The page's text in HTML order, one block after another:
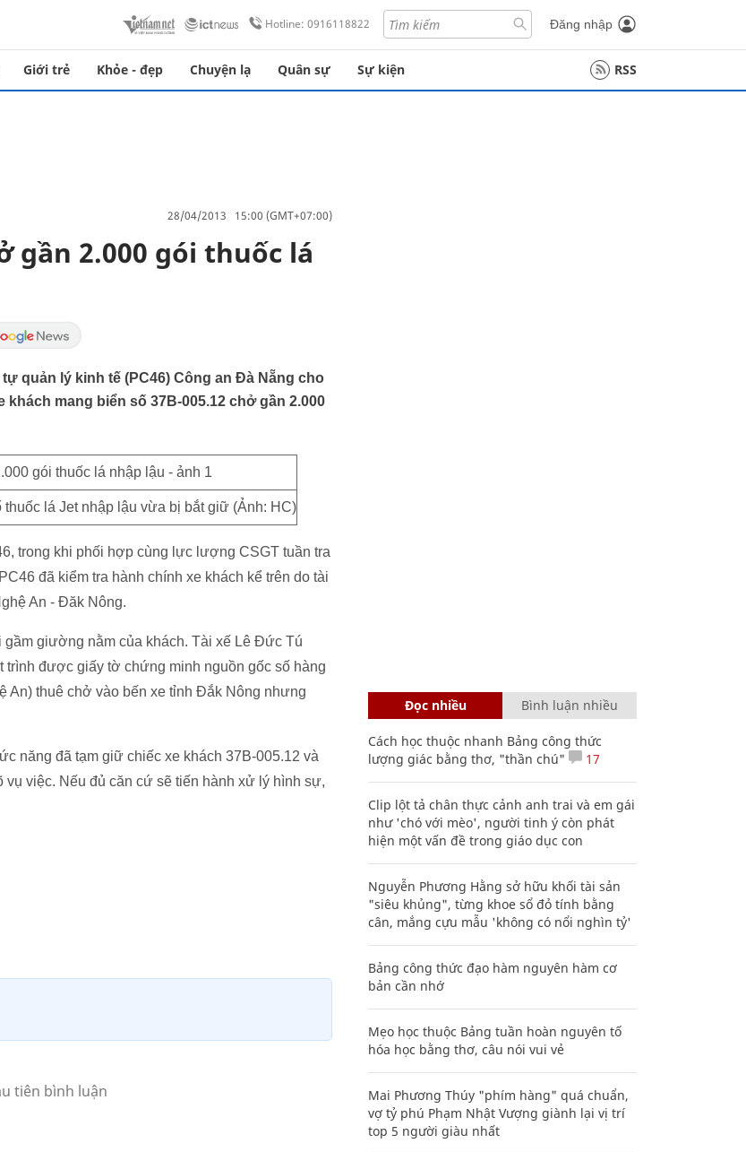
Hotline: 0916118822 Đăng nhập
Giới trẻ Khỏe - đẹp Chuyện lạ Quân sự Sự kiện RSS
28/04/2013 15:00 (GMT+07:00)
gần 2.000 gói thuốc lá
quản lý kinh tế (PC46) Công an Đà Nẵng cho
mang biển số 37B-005.12 chở gần 2.000
lá Jet nhập lậu vừa bị bắt giữ (Ảnh: HC)
trong khi phối hợp cùng lực lượng CSGT tuần tra
đã kiểm tra hành chính xe khách kể trên do tài
An - Đăk Nông.
giường nằm của khách. Tài xế Lê Đức Tú
được giấy tờ chứng minh nguồn gốc số hàng
An) thuê chở vào bến xe tỉnh Đắk Nông nhưng
năng đã tạm giữ chiếc xe khách 37B-005.12 và
vụ việc. Nếu đủ căn cứ sẽ tiến hành xử lý hình sự,
Đọc nhiều Bình luận nhiều
Cách học thuộc nhanh Bảng công thức
lượng giác bằng thơ, "thần chú"
17
Clip lột tả chân thực cảnh anh trai và em gái
như 'chó với mèo', người tinh ý còn phát
hiện một vấn đề trong giáo dục con
Nguyễn Phương Hằng sở hữu khối tài sản
"siêu khủng", từng khoe sổ đỏ tính bằng
cân, mắng cựu mẫu 'không có nổi nghìn tỷ'
Bảng công thức đạo hàm nguyên hàm cơ
bản cần nhớ
Mẹo học thuộc Bảng tuần hoàn nguyên tố
hóa học bằng thơ, câu nói vui vẻ
Mai Phương Thúy "phím hàng" quá chuẩn,
vợ tỷ phú Phạm Nhật Vượng giành lại vị trí
top 5 người giàu nhất